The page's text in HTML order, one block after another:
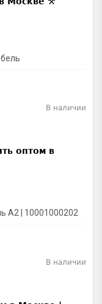
A2 | 10001000202
В наличии
В наличии